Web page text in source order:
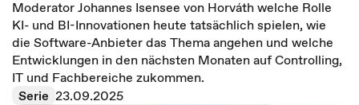
Moderator Johannes Isensee von Horváth welche Rolle
KI- und BI-Innovationen heute tatsächlich spielen, wie
die Software-Anbieter das Thema angehen und welche
Entwicklungen in den nächsten Monaten auf Controlling,
IT und Fachbereiche zukommen.
Serie 23.09.2025